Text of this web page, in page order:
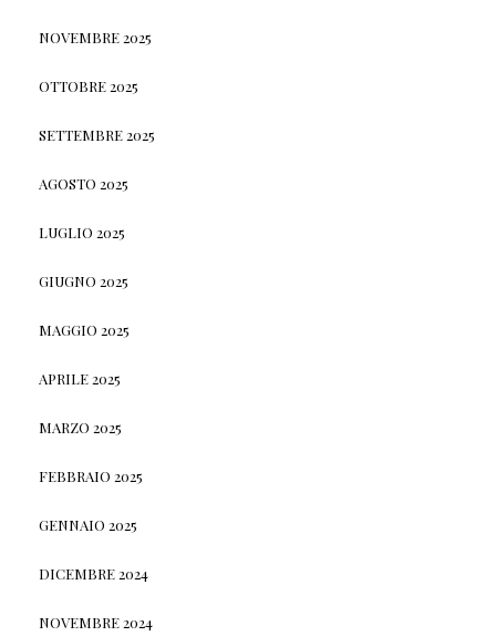
NOVEMBRE 2025
OTTOBRE 2025
SETTEMBRE 2025
AGOSTO 2025
LUGLIO 2025
GIUGNO 2025
MAGGIO 2025
APRILE 2025
MARZO 2025
FEBBRAIO 2025
GENNAIO 2025
DICEMBRE 2024
NOVEMBRE 2024